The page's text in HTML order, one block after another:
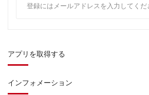
アプリを取得する
インフォメーション